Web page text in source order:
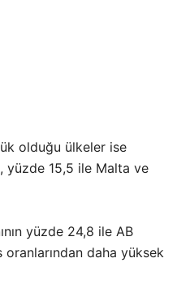
olduğu ülkeler ise
yüzde 15,5 ile Malta ve
yüzde 24,8 ile AB
daha yüksek